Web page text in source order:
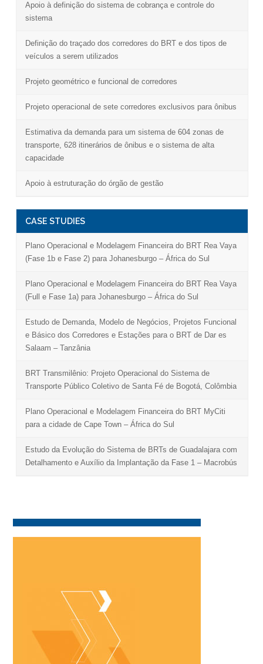
Apoio à definição do sistema de cobrança e controle do
sistema
Definição do traçado dos corredores do BRT e dos tipos de
veículos a serem utilizados
Projeto geométrico e funcional de corredores
Projeto operacional de sete corredores exclusivos para ônibus
Estimativa da demanda para um sistema de 604 zonas de
transporte, 628 itinerários de ônibus e o sistema de alta
capacidade
Apoio à estruturação do órgão de gestão
CASE STUDIES
Plano Operacional e Modelagem Financeira do BRT Rea Vaya
(Fase 1b e Fase 2) para Johanesburgo – África do Sul
Plano Operacional e Modelagem Financeira do BRT Rea Vaya
(Full e Fase 1a) para Johanesburgo – África do Sul
Estudo de Demanda, Modelo de Negócios, Projetos Funcional
e Básico dos Corredores e Estações para o BRT de Dar es
Salaam – Tanzânia
BRT Transmilênio: Projeto Operacional do Sistema de
Transporte Público Coletivo de Santa Fé de Bogotá, Colômbia
Plano Operacional e Modelagem Financeira do BRT MyCiti
para a cidade de Cape Town – África do Sul
Estudo da Evolução do Sistema de BRTs de Guadalajara com
Detalhamento e Auxílio da Implantação da Fase 1 – Macrobús